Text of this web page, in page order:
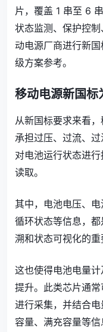
片，覆盖 1 串至 6
状态监测、保护控
动电源厂商进行新
级方案参考。
移动电源新国标
从新国标要求来看
承担过压、过流、
对电池运行状态进
读取。
其中，电池电压、电
循环状态等信息，
溯和状态可视化的重
这也使得电池电量
提升。此类芯片通
进行采集，并结合
容量、满充容量等